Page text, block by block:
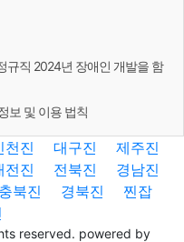
규직 2024년 장애인 개발을 함
보 및 이용 법칙
천진 대구진
제주진
전진 전북진
경남진
충북진 경북진
찐잡
reserved. powered by